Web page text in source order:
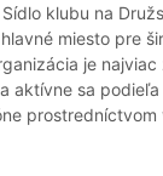
klubu na
miesto pre
je najviac
aktívne sa
prostredníctvom